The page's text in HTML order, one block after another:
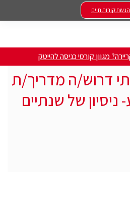
הגשת קורות חיים
מגוון קורסי כניסה להייטק
דרוש/ה מדריך/ת
של שנתיים